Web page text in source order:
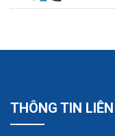
không mà không
áp suất hệ
kim loại để chống
lại áp suất hệ
THÔNG TIN